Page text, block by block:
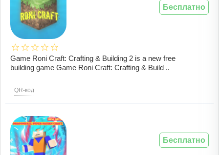
Game Roni Craft: Crafting & Building 2 is a new free
building game Game Roni Craft: Crafting & Build ..
QR-код
Бесплатно
Бесплатно